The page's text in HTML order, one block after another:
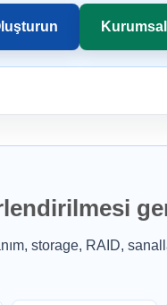
storage, RAID,